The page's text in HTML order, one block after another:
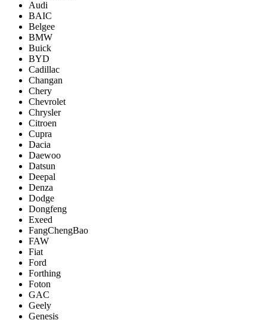
Audi
BAIC
Belgee
BMW
Buick
BYD
Cadillac
Changan
Chery
Chevrolet
Chrysler
Citroen
Cupra
Dacia
Daewoo
Datsun
Deepal
Denza
Dodge
Dongfeng
Exeed
FangChengBao
FAW
Fiat
Ford
Forthing
Foton
GAC
Geely
Genesis